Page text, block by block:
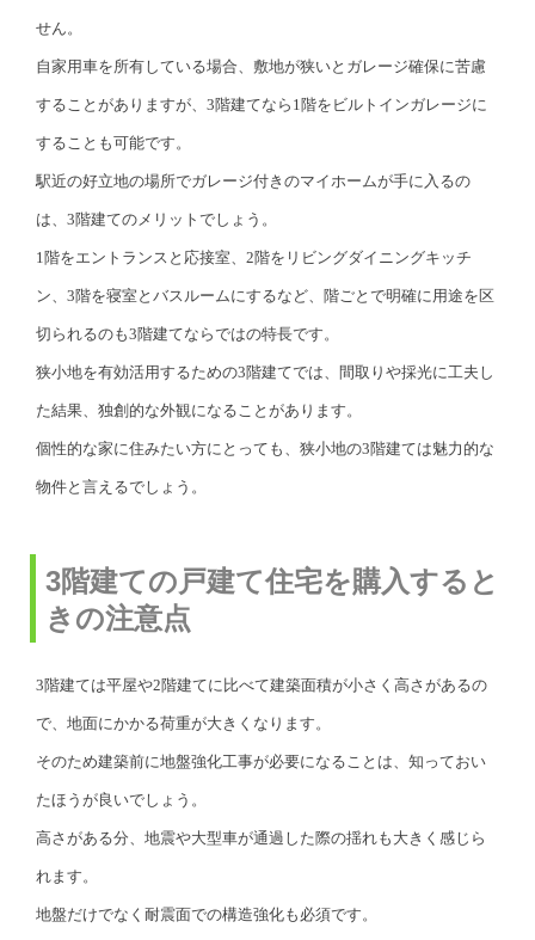
せん。
自家用車を所有している場合、敷地が狭いとガレージ確保に苦慮
することがありますが、3階建てなら1階をビルトインガレージに
することも可能です。
駅近の好立地の場所でガレージ付きのマイホームが手に入るの
は、3階建てのメリットでしょう。
1階をエントランスと応接室、2階をリビングダイニングキッチ
ン、3階を寝室とバスルームにするなど、階ごとで明確に用途を区
切られるのも3階建てならではの特長です。
狭小地を有効活用するための3階建てでは、間取りや採光に工夫し
た結果、独創的な外観になることがあります。
個性的な家に住みたい方にとっても、狭小地の3階建ては魅力的な
物件と言えるでしょう。
3階建ての戸建て住宅を購入すると
きの注意点
3階建ては平屋や2階建てに比べて建築面積が小さく高さがあるの
で、地面にかかる荷重が大きくなります。
そのため建築前に地盤強化工事が必要になることは、知っておい
たほうが良いでしょう。
高さがある分、地震や大型車が通過した際の揺れも大きく感じら
れます。
地盤だけでなく耐震面での構造強化も必須です。